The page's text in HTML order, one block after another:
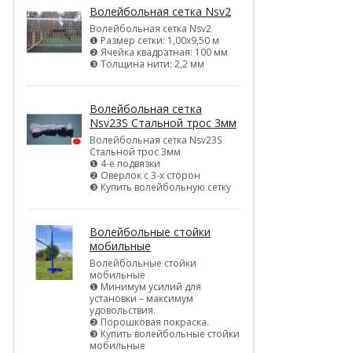
Волейбольная сетка Nsv2
Волейбольная сетка Nsv2
❶ Размер сетки: 1,00х9,50 м
❷ Ячейка квадратная: 100 мм
❸ Толщина нити: 2,2 мм
Волейбольная сетка
Nsv23S Стальной трос 3мм
Волейбольная сетка Nsv23S
Стальной трос 3мм
❶ 4-е подвязки
❷ Оверлок с 3-х сторон
❸ Купить волейбольную сетку
Волейбольные стойки
мобильные
Волейбольные стойки
мобильные
❶ Минимум усилий для
установки – максимум
удовольствия.
❷ Порошковая покраска.
❸ Купить волейбольные стойки
мобильные